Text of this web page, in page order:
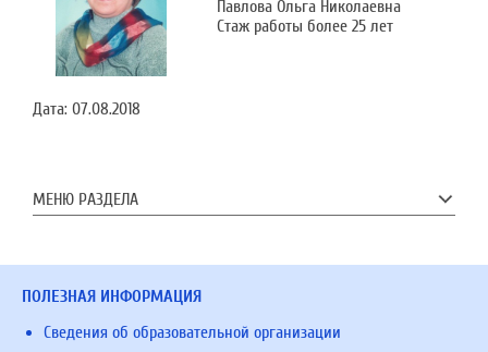
Павлова Ольга Николаевна
Стаж работы более 25 лет
Дата: 07.08.2018
МЕНЮ РАЗДЕЛА
ПОЛЕЗНАЯ ИНФОРМАЦИЯ
Сведения об образовательной организации